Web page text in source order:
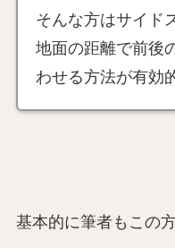
そんな方はサイド
地面の距離で前後
わせる方法が有効
基本的に筆者もこの